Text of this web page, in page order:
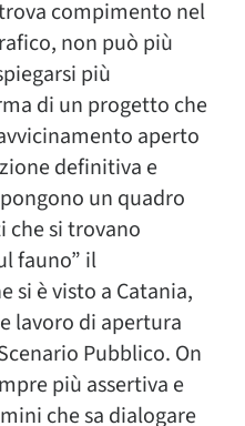
compimento nel
non può più
più
di un progetto che
aperto
definitiva e
un quadro
che si trovano
fauno” il
si è visto a Catania,
lavoro di apertura
Pubblico. On
più assertiva e
che sa dialogare